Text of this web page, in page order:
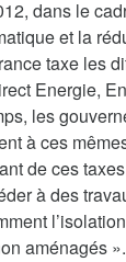
dans le
et la
taxe les
Energie,
les
à ces
de ces
à des
aménagés ».